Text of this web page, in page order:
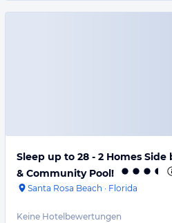
Sleep up to 28 - 2 Homes Side
& Community Pool!
Santa Rosa Beach · Florida
Keine Hotelbewertungen